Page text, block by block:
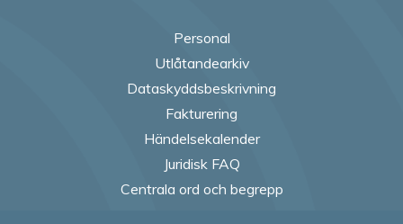
Personal
Utlåtandearkiv
Dataskyddsbeskrivning
Fakturering
Händelsekalender
Juridisk FAQ
Centrala ord och begrepp